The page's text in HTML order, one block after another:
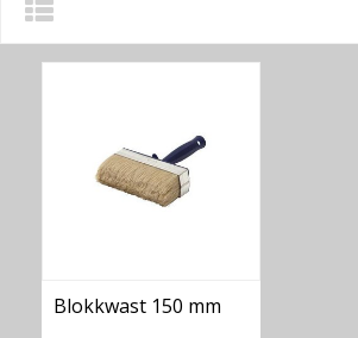
Blokkwast 150 mm